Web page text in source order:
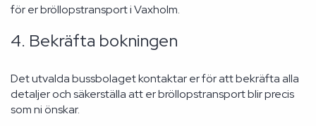
för er bröllopstransport i Vaxholm.
4. Bekräfta bokningen
Det utvalda bussbolaget kontaktar er för att bekräfta alla
detaljer och säkerställa att er bröllopstransport blir precis
som ni önskar.